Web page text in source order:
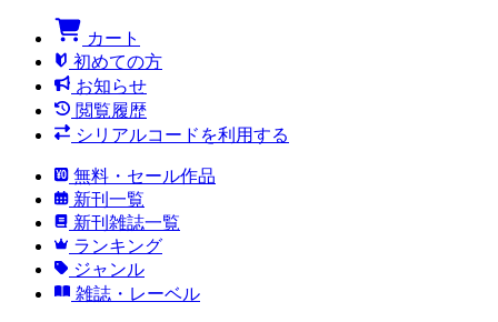
カート
初めての方
お知らせ
閲覧履歴
シリアルコードを利用する
無料・セール作品
新刊一覧
新刊雑誌一覧
ランキング
ジャンル
雑誌・レーベル